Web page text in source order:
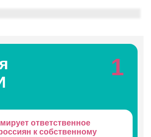
1
ответственное
к собственному